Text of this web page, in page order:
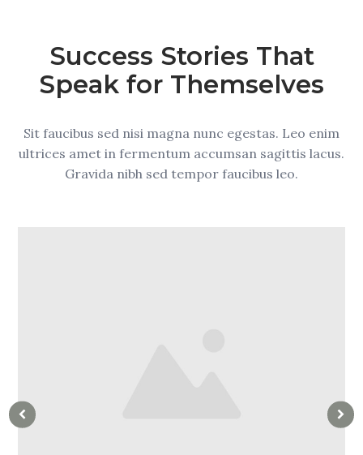
Success Stories That
Speak for Themselves
Sit faucibus sed nisi magna nunc egestas. Leo enim
ultrices amet in fermentum accumsan sagittis lacus.
Gravida nibh sed tempor faucibus leo.